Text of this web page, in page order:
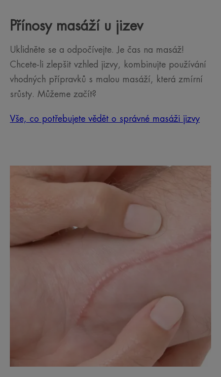
Přínosy masáží u jizev
Uklidněte se a odpočívejte. Je čas na masáž!
Chcete-li zlepšit vzhled jizvy, kombinujte používání
vhodných přípravků s malou masáží, která zmírní
srůsty. Můžeme začít?
Vše, co potřebujete vědět o správné masáži jizvy